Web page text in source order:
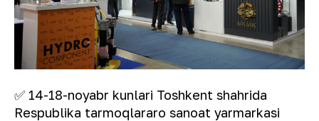
✅ 14-18-noyabr kunlari Toshkent shahrida
Respublika tarmoqlararo sanoat yarmarkasi